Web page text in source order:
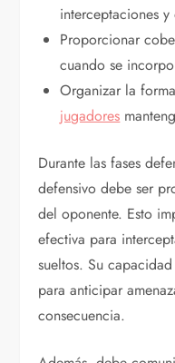
interceptaciones y
Proporcionar
cuando se
Organizar la
jugadores
Durante las fases
defensivo debe ser
del oponente. Esto
efectiva para
sueltos. Su
para anticipar
consecuencia.